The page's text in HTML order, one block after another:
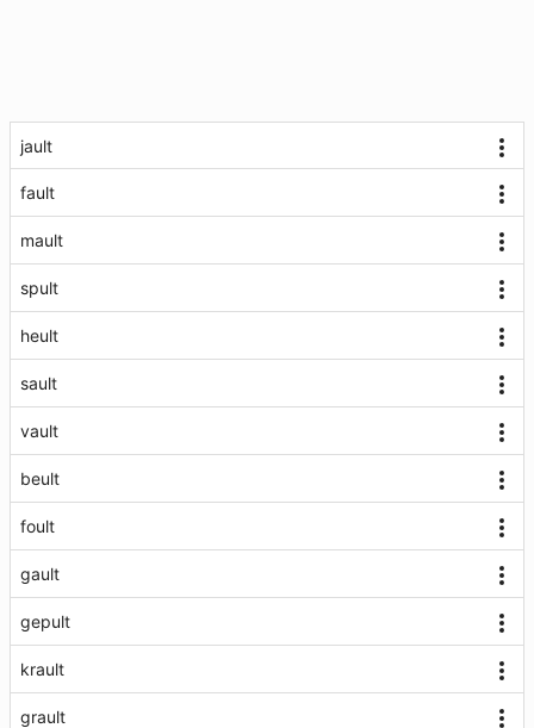
jault
fault
mault
spult
heult
sault
vault
beult
foult
gault
gepult
krault
grault